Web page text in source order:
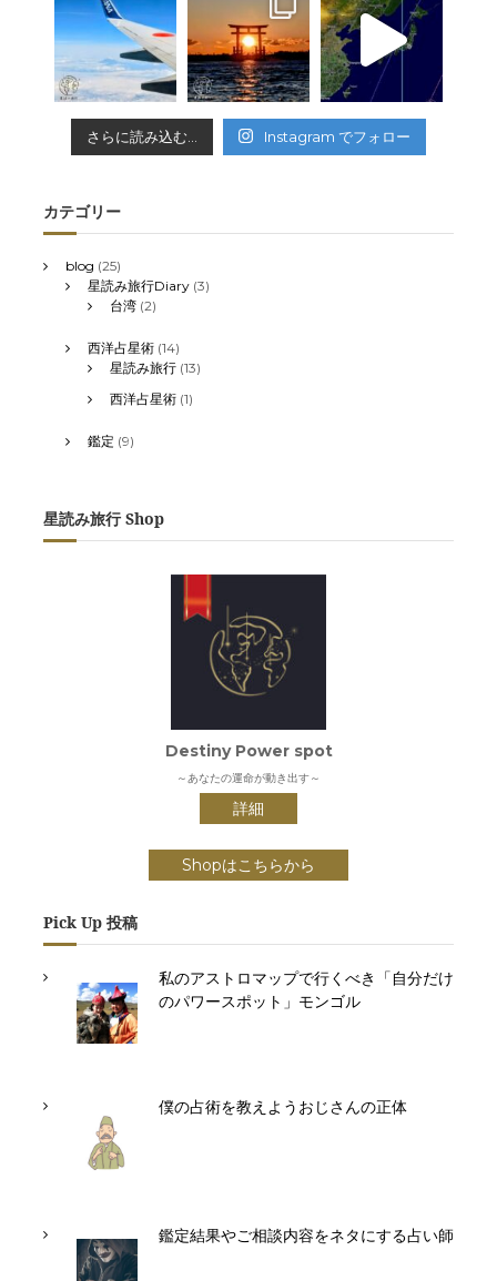
さらに読み込む... Instagram でフォロー
カテゴリー
blog (25)
星読み旅行Diary(3)
台湾(2)
西洋占星術(14)
星読み旅行(13)
西洋占星術(1)
鑑定 (9)
星読み旅行 Shop
Destiny Power spot
～あなたの運命が動き出す～
詳細
Shopはこちらから
Pick Up 投稿
私のアストロマップで行くべき「自分だけ
のパワースポット」モンゴル
僕の占術を教えようおじさんの正体
鑑定結果やご相談内容をネタにする占い師